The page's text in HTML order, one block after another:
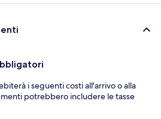
i seguenti costi all'arrivo o alla
potrebbero includere le tasse